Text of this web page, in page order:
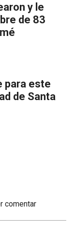
y le
de 83
para este
de Santa
comentar